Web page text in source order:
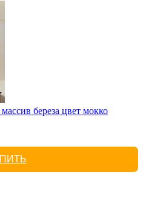
береза цвет мокко